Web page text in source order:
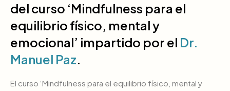
del curso ‘Mindfulness para el
equilibrio físico, mental y
emocional’ impartido por el Dr.
Manuel Paz.
El curso ‘Mindfulness para el equilibrio físico, mental y